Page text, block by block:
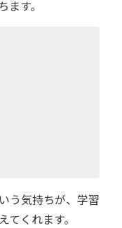
す。
う気持ちが、学習
くれます。